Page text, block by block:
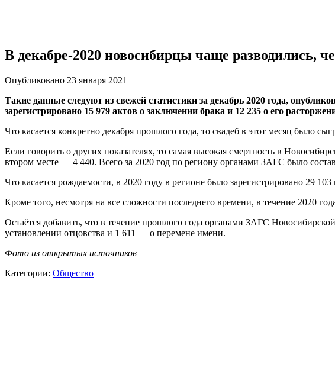
В декабре-2020 новосибирцы чаще разводились,
Опубликовано 23 января 2021
Такие данные следуют из свежей статистики за декабрь 2020 года,
зарегистрировано 15 979 актов о заключении брака и 12 235 о его
Что касается конкретно декабря прошлого года, то свадеб в этот месяц было
Если говорить о других показателях, то самая высокая смертность в
втором месте — 4 440. Всего за 2020 год по региону органами ЗАГС было
Что касается рождаемости, в 2020 году в регионе было зарегистрировано 29
Кроме того, несмотря на все сложности последнего времени, в течение 2020
Остаётся добавить, что в течение прошлого года органами ЗАГС
установлении отцовства и 1 611 — о перемене имени.
Фото из открытых источников
Категории: Общество